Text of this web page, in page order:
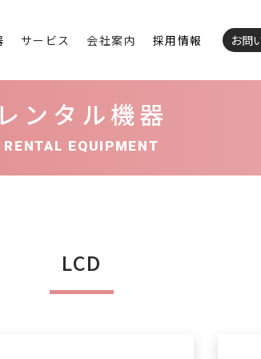
サービス 会社案内 採用情報 お問
レンタル機器
RENTAL EQUIPMENT
LCD